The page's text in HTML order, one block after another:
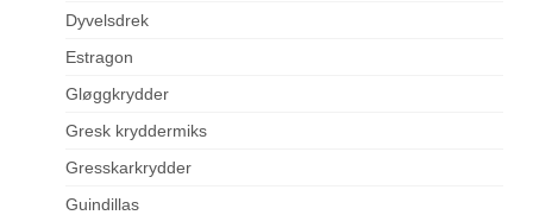
Dyvelsdrek
Estragon
Gløggkrydder
Gresk kryddermiks
Gresskarkrydder
Guindillas